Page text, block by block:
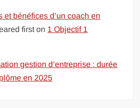
et bénéfices d’un coach en
first on 1 Objectif 1
gestion d’entreprise : durée
en 2025